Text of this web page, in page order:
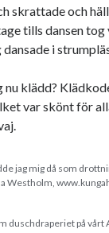
skrattade och
tills dansen tog
i
nu klädd?
var skönt för
jag mig då som
Westholm,
duschdraperiet på vårt